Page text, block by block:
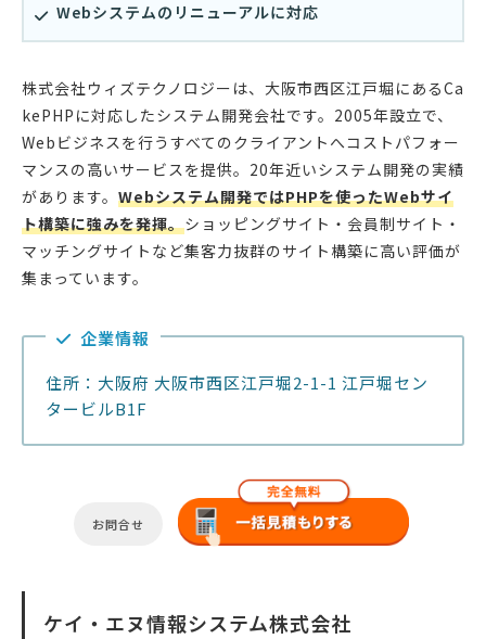
Webシステムのリニューアルに対応
株式会社ウィズテクノロジーは、大阪市西区江戸堀にあるCa
kePHPに対応したシステム開発会社です。2005年設立で、
Webビジネスを行うすべてのクライアントへコストパフォー
マンスの高いサービスを提供。20年近いシステム開発の実績
があります。 Webシステム開発ではPHPを使ったWebサイ
ト構築に強みを発揮。ショッピングサイト・会員制サイト・
マッチングサイトなど集客力抜群のサイト構築に高い評価が
集まっています。
企業情報
住所：大阪府 大阪市西区江戸堀2-1-1 江戸堀セン
タービルB1F
お問合せ
ケイ・エヌ情報システム株式会社